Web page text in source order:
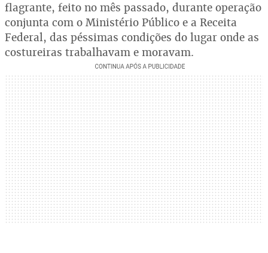
flagrante, feito no mês passado, durante operação
conjunta com o Ministério Público e a Receita
Federal, das péssimas condições do lugar onde as
costureiras trabalhavam e moravam.